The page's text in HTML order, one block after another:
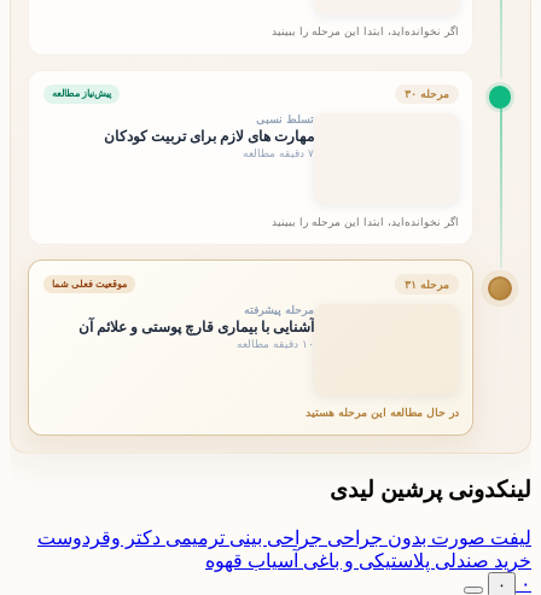
اگر نخوانده‌اید، ابتدا این مرحله را ببینید
مرحله ۳۰ پیش‌نیاز مطالعه
تسلط نسبی
مهارت های لازم برای تربیت کودکان
۷ دقیقه مطالعه
اگر نخوانده‌اید، ابتدا این مرحله را ببینید
مرحله ۳۱ موقعیت فعلی شما
مرحله پیشرفته
آشنایی با بیماری قارچ پوستی و علائم آن
۱۰ دقیقه مطالعه
در حال مطالعه این مرحله هستید
لینکدونی پرشین لیدی
لیفت صورت بدون جراحی جراحی بینی ترمیمی دکتر وقردوست
خرید صندلی پلاستیکی و باغی آسیاب قهوه
۰
۰